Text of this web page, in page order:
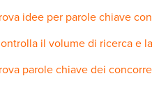
idee per parole chiave
il volume di ricerca e
parole chiave dei